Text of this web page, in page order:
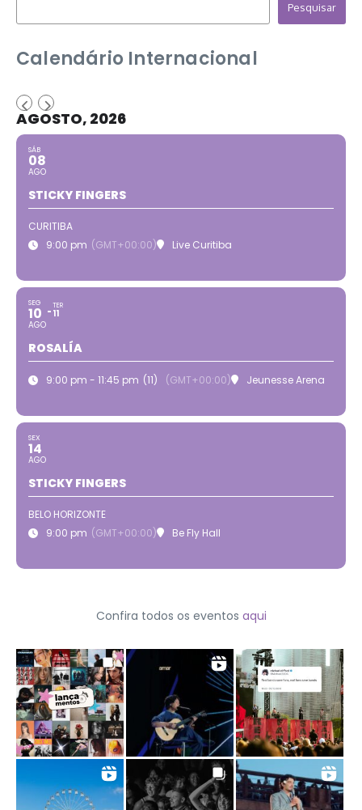
Pesquisar
Calendário Internacional
AGOSTO, 2026
SÁB
08
AGO
STICKY FINGERS
CURITIBA
9:00 pm (GMT+00:00) Live Curitiba
SEG
10
AGO
TER
11
ROSALÍA
9:00 pm - 11:45 pm (11) (GMT+00:00) Jeunesse Arena
SEX
14
AGO
STICKY FINGERS
BELO HORIZONTE
9:00 pm (GMT+00:00) Be Fly Hall
Confira todos os eventos aqui